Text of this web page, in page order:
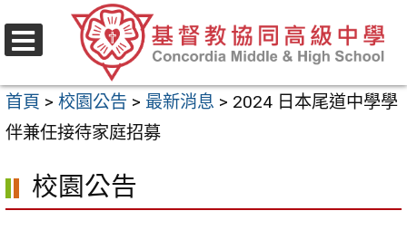
至
要
內
區
首頁 > 校園公告 > 最新消息 > 2024 日本尾道中學學
伴兼任接待家庭招募
校園公告
選
單